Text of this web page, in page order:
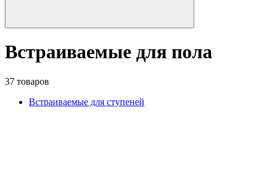
Встраиваемые для пола
37 товаров
Встраиваемые для ступеней